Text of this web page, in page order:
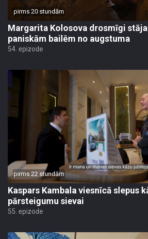
pirms 20 stundām
Margarita Kolosova drosmīgi
paniskām bailēm no augstuma
54. epizode
pirms 22 stundām
Kaspars Kambala viesnīcā slepus
pārsteigumu sievai
55. epizode